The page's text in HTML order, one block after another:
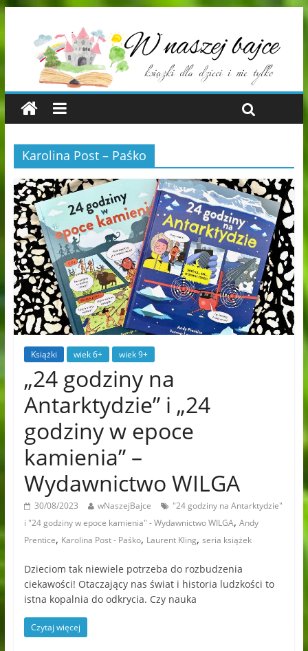
Karolina Post – Paśko
Książki wiek 6+ wiek 9+
„24 godziny na
Antarktydzie” i „24
godziny w epoce
kamienia” –
Wydawnictwo WILGA
30/08/2023 wNaszejBajce
"24 godziny na Antarktydzie"
i "24 godziny w epoce kamienia" - Wydawnictwo WILGA, Andy
Prentice, Karolina Post - Paśko, Laurent Kling, seria książek
Dzieciom tak niewiele potrzeba do rozbudzenia
ciekawości! Otaczający nas świat i historia ludzkości to
istna kopalnia do odkrycia. Czy nauka
Czytaj więcej